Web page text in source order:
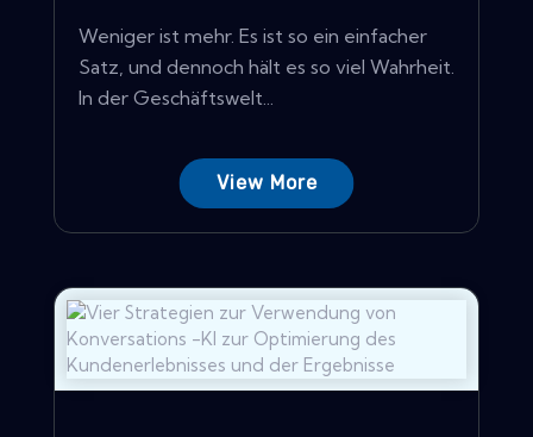
Weniger ist mehr. Es ist so ein einfacher
Satz, und dennoch hält es so viel Wahrheit.
In der Geschäftswelt...
View More